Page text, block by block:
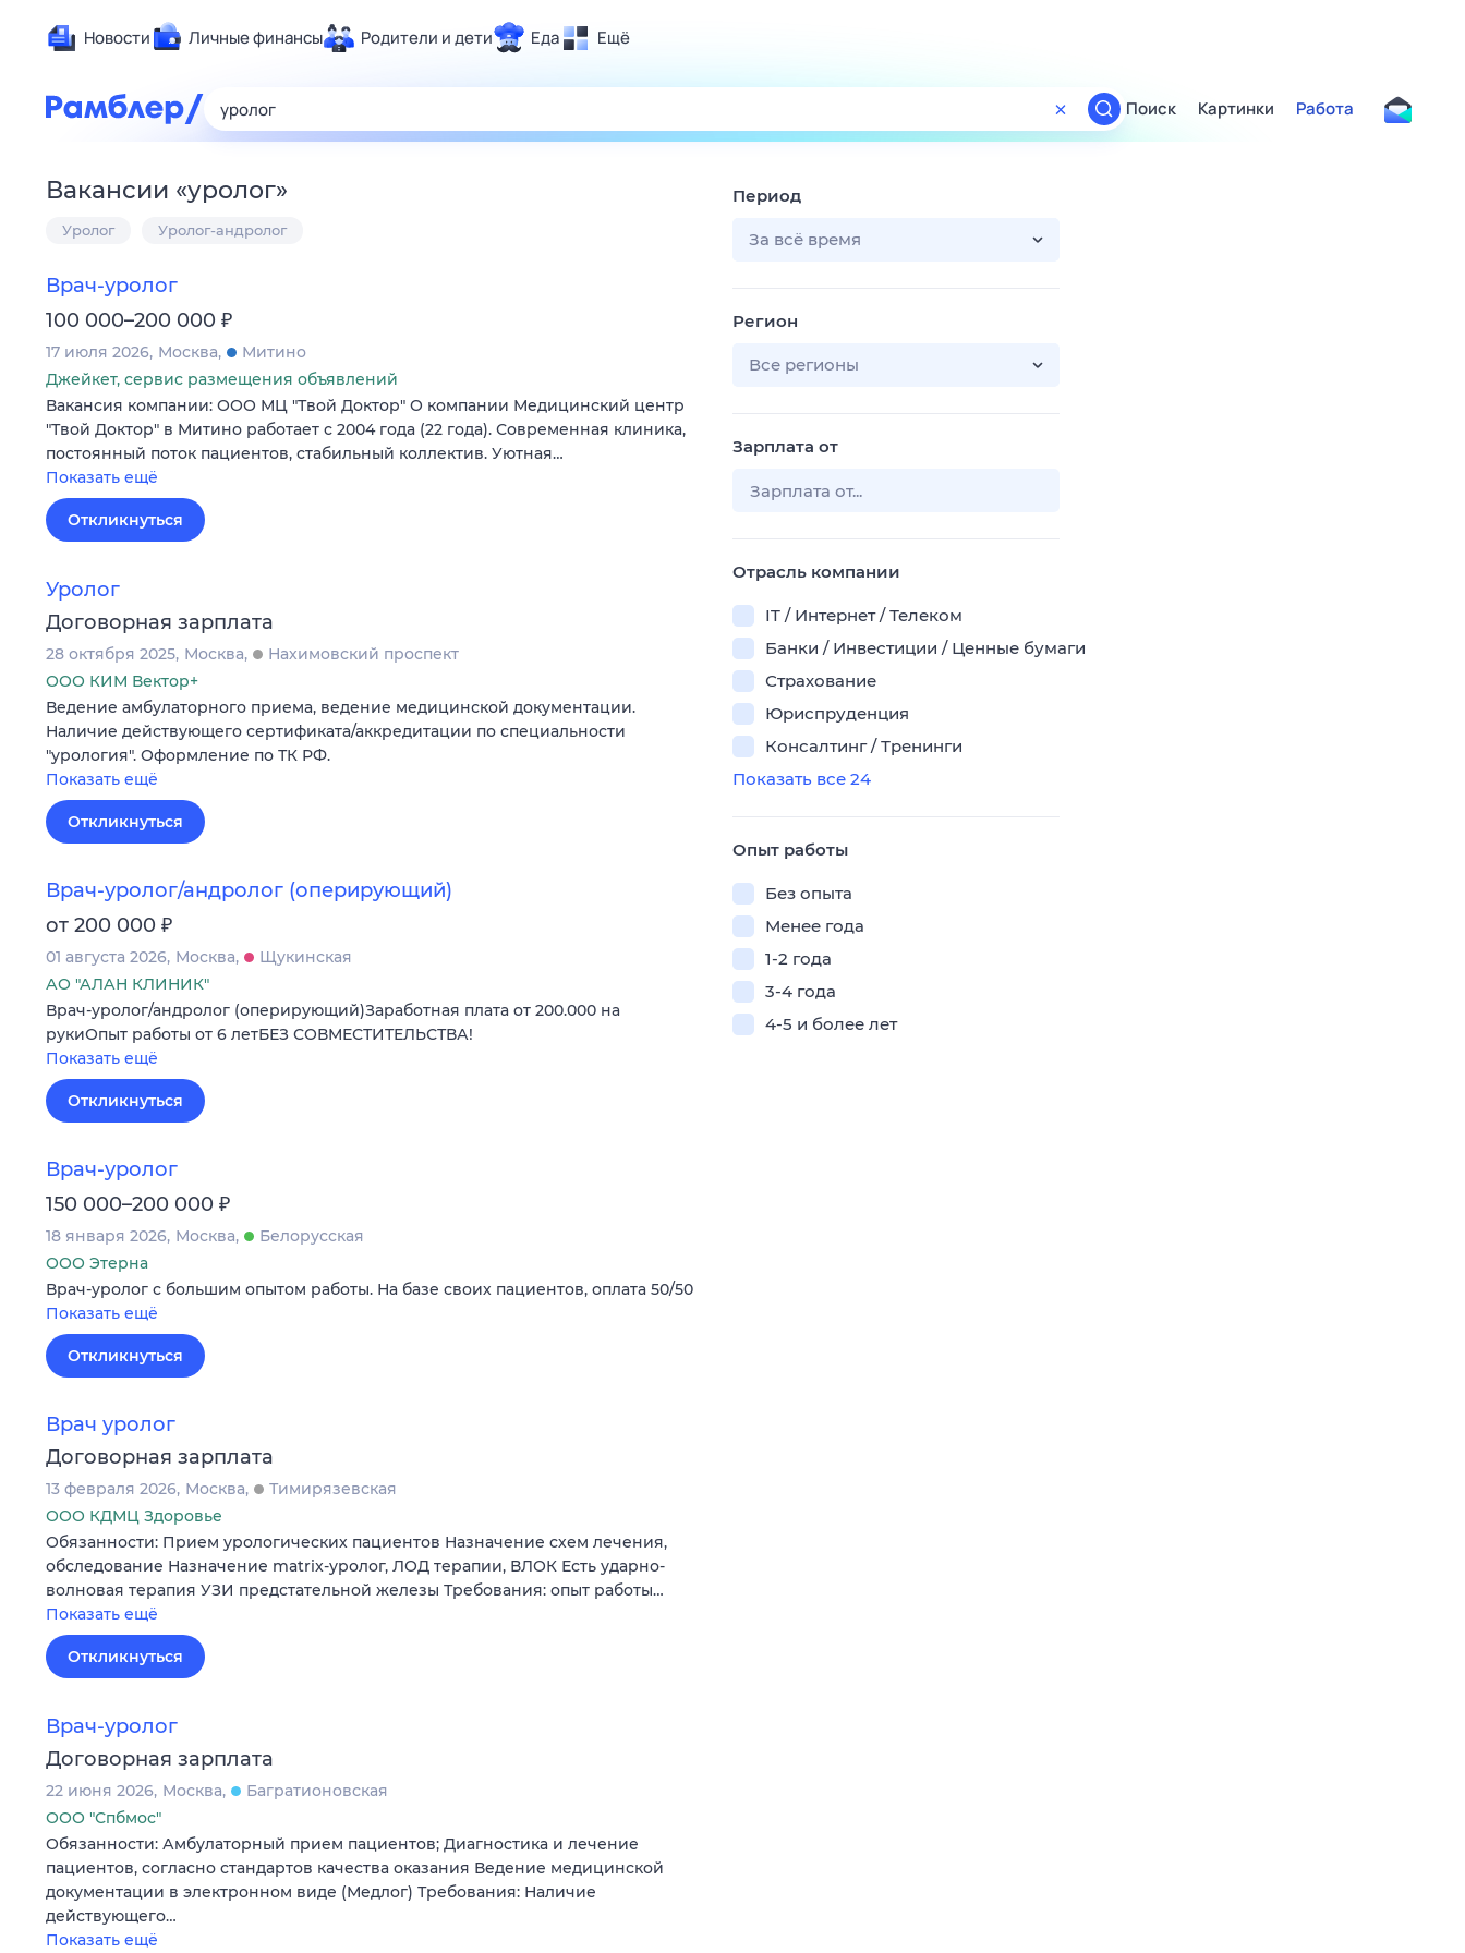
Новости Личные финансы Родители и дети Еда Ещё
Развлечения и отдых
Гороскопы
Поиск
ТВ-программа
Поиск Картинки Работа
Вакансии «уролог»
Уролог Уролог-андролог
Врач-уролог
100 000–200 000 ₽
17 июля 2026 Москва
Митино
Джейкет, сервис размещения объявлений
Вакансия компании: ООО МЦ "Твой Доктор" О компании Медицинский центр
"Твой Доктор" в Митино работает с 2004 года (22 года). Современная клиника,
постоянный поток пациентов, стабильный коллектив. Уютная…
Показать ещё
Откликнуться
Уролог
Договорная зарплата
28 октября 2025 Москва
Нахимовский проспект
ООО КИМ Вектор+
Ведение амбулаторного приема, ведение медицинской документации.
Наличие действующего сертификата/аккредитации по специальности
"урология". Оформление по ТК РФ.
Показать ещё
Откликнуться
Врач-уролог/андролог (оперирующий)
от 200 000 ₽
01 августа 2026 Москва
Щукинская
АО "АЛАН КЛИНИК"
Врач-уролог/андролог (оперирующий)Заработная плата от 200.000 на
рукиОпыт работы от 6 летБЕЗ СОВМЕСТИТЕЛЬСТВА!
Показать ещё
Откликнуться
Врач-уролог
150 000–200 000 ₽
18 января 2026 Москва
Белорусская
ООО Этерна
Врач-уролог с большим опытом работы. На базе своих пациентов, оплата 50/50
Показать ещё
Откликнуться
Врач уролог
Договорная зарплата
13 февраля 2026 Москва
Тимирязевская
ООО КДМЦ Здоровье
Обязанности: Прием урологических пациентов Назначение схем лечения,
обследование Назначение matrix-уролог, ЛОД терапии, ВЛОК Есть ударно-
волновая терапия УЗИ предстательной железы Требования: опыт работы…
Показать ещё
Откликнуться
Врач-уролог
Договорная зарплата
22 июня 2026 Москва
Багратионовская
ООО "Спбмос"
Обязанности: Амбулаторный прием пациентов; Диагностика и лечение
пациентов, согласно стандартов качества оказания Ведение медицинской
документации в электронном виде (Медлог) Требования: Наличие
действующего…
Показать ещё
Период
За всё время
Регион
Все регионы
Зарплата от
Отрасль компании
IT / Интернет / Телеком
Банки / Инвестиции / Ценные бумаги
Страхование
Юриспруденция
Консалтинг / Тренинги
Показать все 24
Опыт работы
Без опыта
Менее года
1-2 года
3-4 года
4-5 и более лет